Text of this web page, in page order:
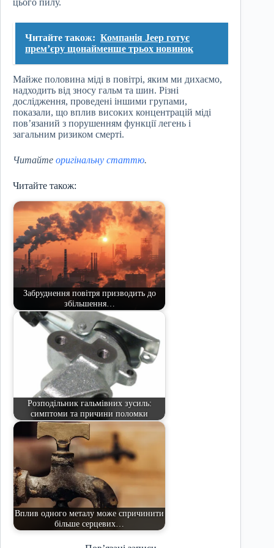
цього пилу.
Читайте також: Компанія Jeep готує
прем’єру щонайменше трьох новинок
Майже половина міді в повітрі, яким ми дихаємо,
надходить від зносу гальм та шин. Різні
дослідження, проведені іншими групами,
показали, що вплив високих концентрацій міді
пов’язаний з порушенням функції легень і
загальним ризиком смерті.
Читайте оригінальну статтю.
Читайте також:
Забруднення повітря призводить до
збільшення…
Розподільник гальмівних зусиль:
симптоми та причини поломки
Вплив одного металу може спричинити
більше серцевих…